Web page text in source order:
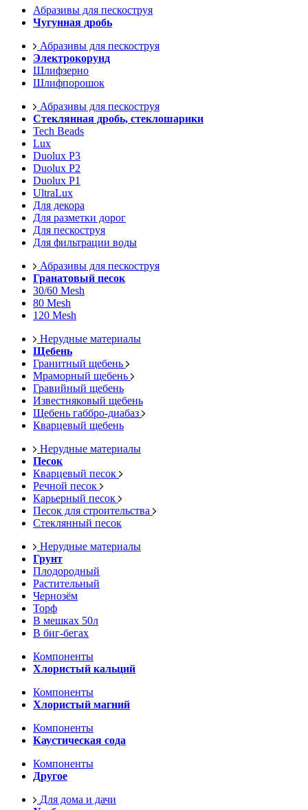
Абразивы для пескоструя
Чугунная дробь
Абразивы для пескоструя
Электрокорунд
Шлифзерно
Шлифпорошок
Абразивы для пескоструя
Стеклянная дробь, стеклошарики
Tech Beads
Lux
Duolux P3
Duolux P2
Duolux P1
UltraLux
Для декора
Для разметки дорог
Для пескоструя
Для фильтрации воды
Абразивы для пескоструя
Гранатовый песок
30/60 Mesh
80 Mesh
120 Mesh
Нерудные материалы
Щебень
Гранитный щебень
Мраморный щебень
Гравийный щебень
Известняковый щебень
Щебень габбро-диабаз
Кварцевый щебень
Нерудные материалы
Песок
Кварцевый песок
Речной песок
Карьерный песок
Песок для строительства
Стеклянный песок
Нерудные материалы
Грунт
Плодородный
Растительный
Чернозём
Торф
В мешках 50л
В биг-бегах
Компоненты
Хлористый кальций
Компоненты
Хлористый магний
Компоненты
Каустическая сода
Компоненты
Другое
Для дома и дачи